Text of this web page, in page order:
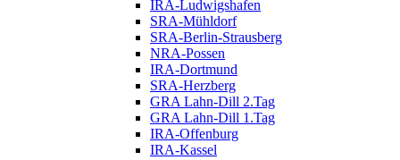
IRA-Ludwigshafen
SRA-Mühldorf
SRA-Berlin-Strausberg
NRA-Possen
IRA-Dortmund
SRA-Herzberg
GRA Lahn-Dill 2.Tag
GRA Lahn-Dill 1.Tag
IRA-Offenburg
IRA-Kassel